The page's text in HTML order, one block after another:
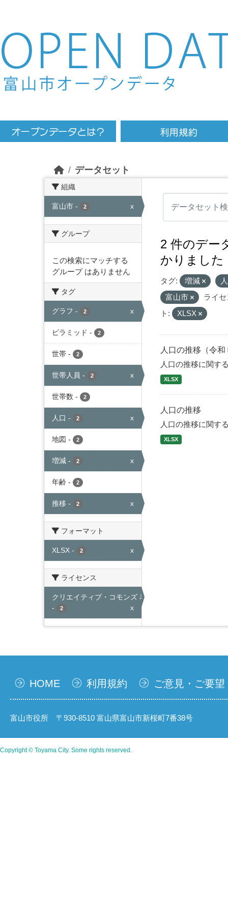
Skip to main content
データセット
組織
富山市 - 2 x
グループ
この検索にマッチする
グループ はありません
タグ
グラフ - 2 x
ピラミッド - 2
世帯 - 2
世帯人員 - 2 x
世帯数 - 2
人口 - 2 x
地図 - 2
増減 - 2 x
年齢 - 2
推移 - 2 x
フォーマット
XLSX - 2 x
ライセンス
クリエイティブ・コモンズ 表示
-
2 x
2 件のデー
かりました
タグ: 増減
富山市
ライ
ト:
XLSX
人口の推移（令和
人口の推移に関す
XLSX
人口の推移
人口の推移に関す
XLSX
HOME 利用規約 ご意見・ご要望
富山市役所 〒930-8510 富山県富山市新桜町7番38号
Copyright © Toyama City. Some rights reserved.